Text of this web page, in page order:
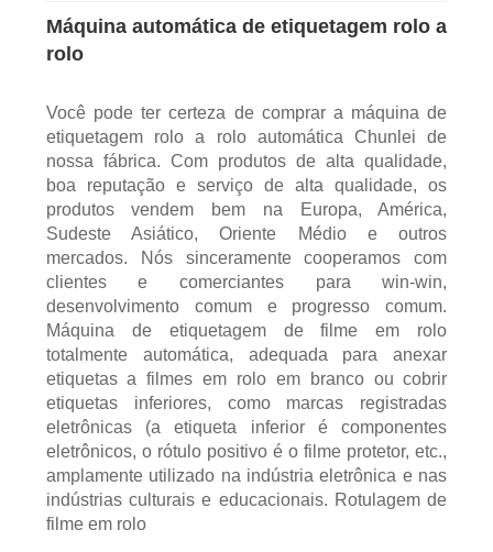
Máquina automática de etiquetagem rolo a
rolo
Você pode ter certeza de comprar a máquina de
etiquetagem rolo a rolo automática Chunlei de
nossa fábrica. Com produtos de alta qualidade,
boa reputação e serviço de alta qualidade, os
produtos vendem bem na Europa, América,
Sudeste Asiático, Oriente Médio e outros
mercados. Nós sinceramente cooperamos com
clientes e comerciantes para win-win,
desenvolvimento comum e progresso comum.
Máquina de etiquetagem de filme em rolo
totalmente automática, adequada para anexar
etiquetas a filmes em rolo em branco ou cobrir
etiquetas inferiores, como marcas registradas
eletrônicas (a etiqueta inferior é componentes
eletrônicos, o rótulo positivo é o filme protetor, etc.,
amplamente utilizado na indústria eletrônica e nas
indústrias culturais e educacionais. Rotulagem de
filme em rolo